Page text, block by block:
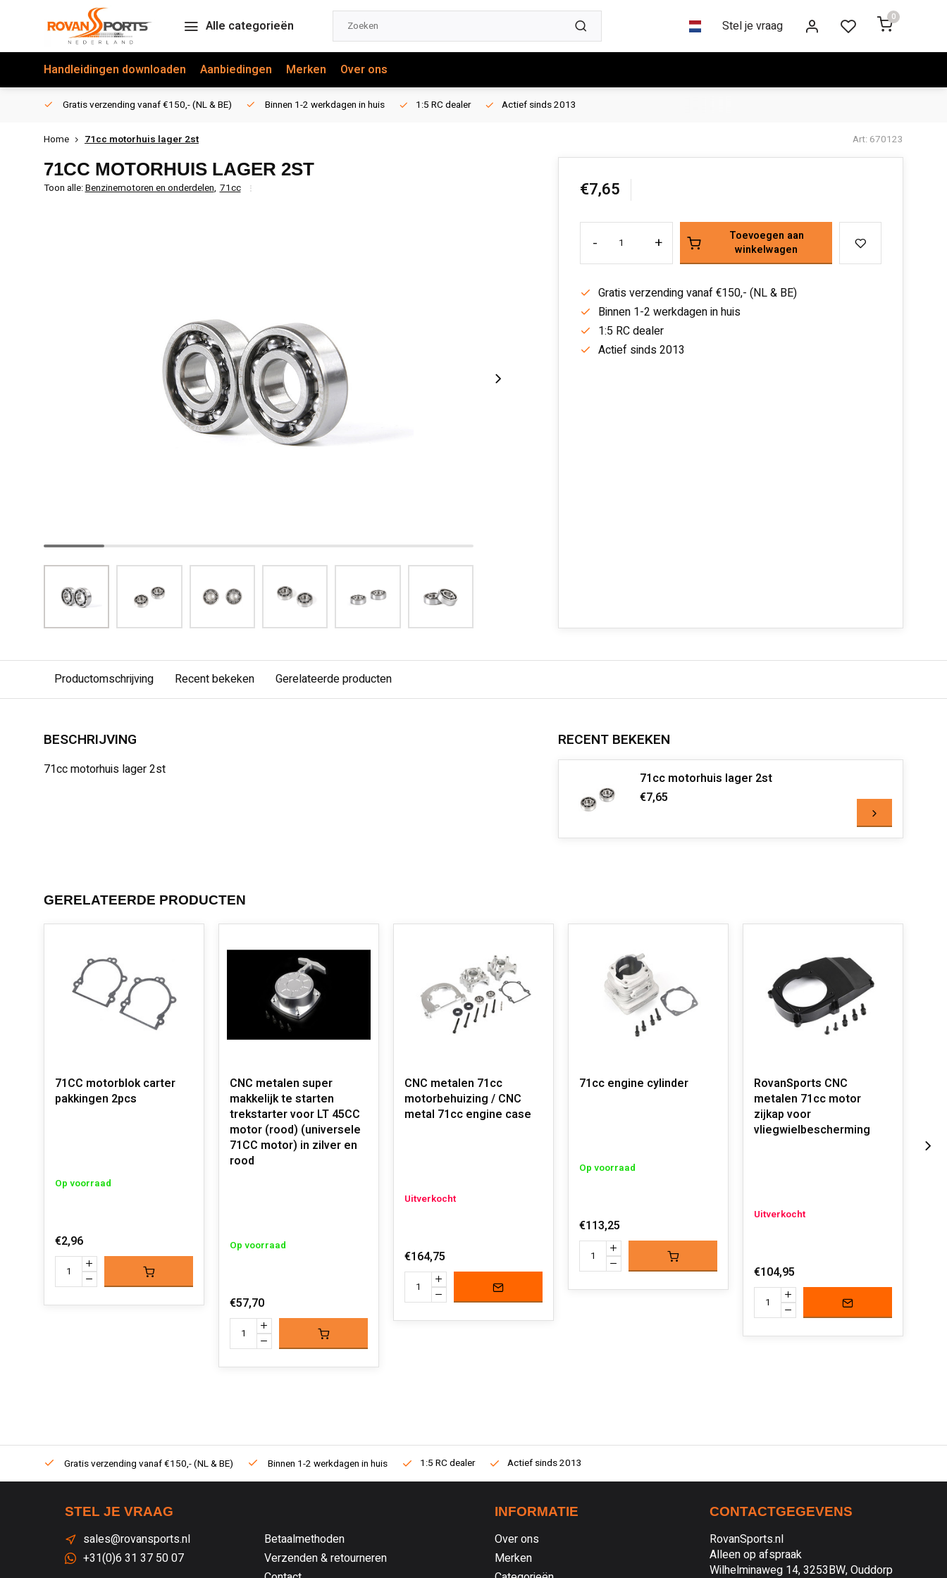
Alle categorieën Stel je vraag
0
Handleidingen downloaden Aanbiedingen Merken Over ons
Gratis verzending vanaf €150,- (NL & BE) Binnen 1-2 werkdagen in huis 1:5 RC dealer Actief sinds 2013
Home 71cc motorhuis lager 2st Art: 670123
71CC MOTORHUIS LAGER 2ST
Toon alle:Benzinemotoren en onderdelen, 71cc €7,65
- +
Toevoegen aan
winkelwagen
Gratis verzending vanaf €150,- (NL & BE)
Binnen 1-2 werkdagen in huis
1:5 RC dealer
Actief sinds 2013
Productomschrijving Recent bekeken Gerelateerde producten
BESCHRIJVING
71cc motorhuis lager 2st
RECENT BEKEKEN
71cc motorhuis lager 2st
€7,65
GERELATEERDE PRODUCTEN
71CC motorblok carter
pakkingen 2pcs
Op voorraad
€2,96
CNC metalen super
makkelijk te starten
trekstarter voor LT 45CC
motor (rood) (universele
71CC motor) in zilver en
rood
Op voorraad
€57,70
CNC metalen 71cc
motorbehuizing / CNC
metal 71cc engine case
Uitverkocht
€164,75
71cc engine cylinder
Op voorraad
€113,25
RovanSports CNC
metalen 71cc motor
zijkap voor
vliegwielbescherming
Uitverkocht
€104,95
Gratis verzending vanaf €150,- (NL & BE) Binnen 1-2 werkdagen in huis 1:5 RC dealer Actief sinds 2013
STEL JE VRAAG
sales@rovansports.nl
+31(0)6 31 37 50 07
Betaalmethoden
Verzenden & retourneren
INFORMATIE
Over ons
Merken
CONTACTGEGEVENS
RovanSports.nl
Alleen op afspraak
Wilhelminaweg 14, 3253BW, Ouddorp